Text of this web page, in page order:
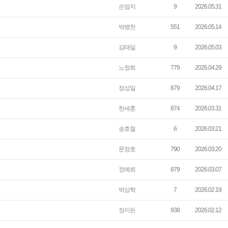
손엄지 9 2026.05.31
박병천 551 2026.05.14
김태일 9 2026.05.03
노창희 779 2026.04.29
정성일 879 2026.04.17
한세훈 874 2026.03.31
송호철 6 2026.03.21
문정호 790 2026.03.20
정예희 879 2026.03.07
박상학 7 2026.02.19
정이든 938 2026.02.12